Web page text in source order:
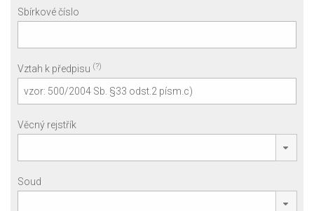
Sbírkové číslo
Vztah k předpisu (?)
Věcný rejstřík
Soud